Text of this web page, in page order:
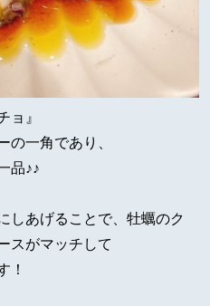
ョ』
の一角であり、
品♪♪
しあげることで、牡蠣のク
スがマッチして
！